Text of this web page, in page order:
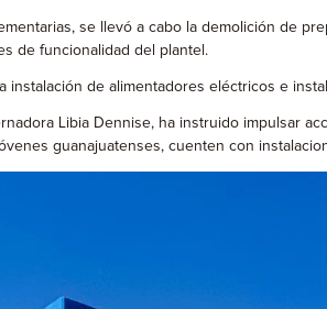
se llevó a cabo la demolición de
de funcionalidad del plantel.
instalación de alimentadores eléctricos e
Libia Dennise, ha instruido impulsar
guanajuatenses, cuenten con